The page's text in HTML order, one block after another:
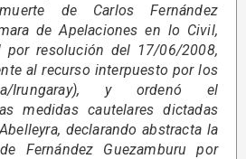
de Carlos Fernández
de Apelaciones en lo Civil,
por resolución del 17/06/2008,
al recurso interpuesto por los
Irungaray), y ordenó el
medidas cautelares dictadas
declarando abstracta la
Fernández Guezamburu por